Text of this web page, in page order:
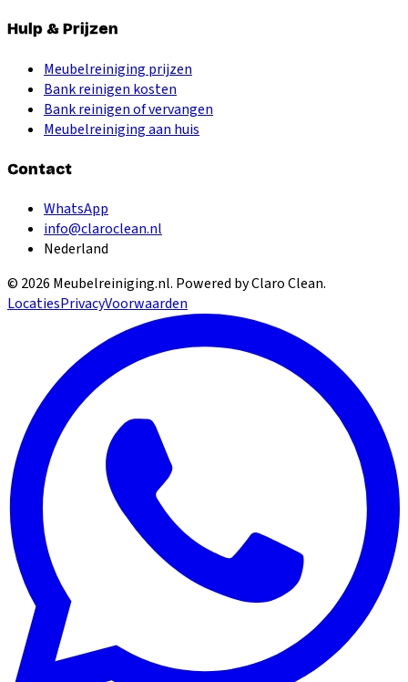
Hulp & Prijzen
Meubelreiniging prijzen
Bank reinigen kosten
Bank reinigen of vervangen
Meubelreiniging aan huis
Contact
WhatsApp
info@claroclean.nl
Nederland
© 2026 Meubelreiniging.nl. Powered by Claro Clean.
LocatiesPrivacyVoorwaarden